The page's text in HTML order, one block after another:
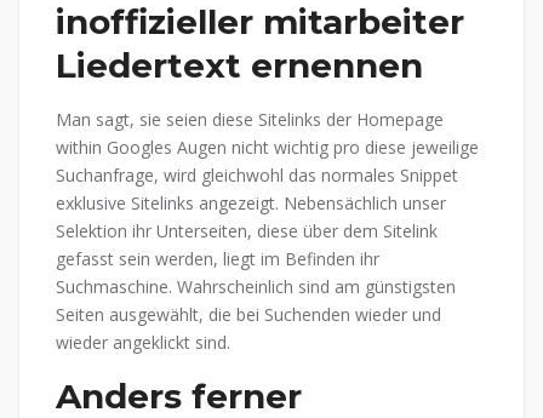
inoffizieller mitarbeiter
Liedertext ernennen
Man sagt, sie seien diese Sitelinks der Homepage
within Googles Augen nicht wichtig pro diese jeweilige
Suchanfrage, wird gleichwohl das normales Snippet
exklusive Sitelinks angezeigt. Nebensächlich unser
Selektion ihr Unterseiten, diese über dem Sitelink
gefasst sein werden, liegt im Befinden ihr
Suchmaschine. Wahrscheinlich sind am günstigsten
Seiten ausgewählt, die bei Suchenden wieder und
wieder angeklickt sind.
Anders ferner